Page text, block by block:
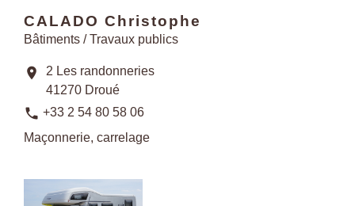
CALADO Christophe
Bâtiments / Travaux publics
location_on
2 Les randonneries
41270 Droué
phone +33 2 54 80 58 06
Maçonnerie, carrelage